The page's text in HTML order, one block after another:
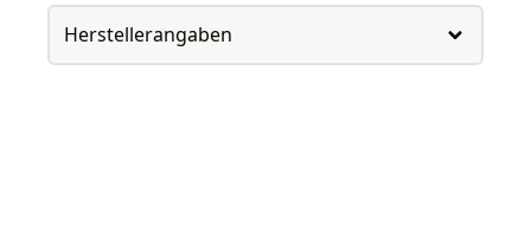
Herstellerangaben